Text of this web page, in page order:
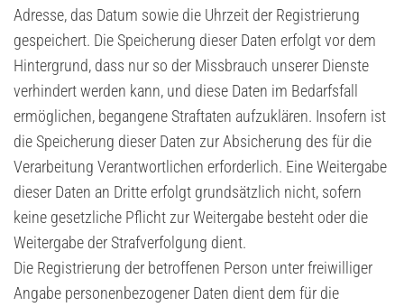
Adresse, das Datum sowie die Uhrzeit der Registrierung
gespeichert. Die Speicherung dieser Daten erfolgt vor dem
Hintergrund, dass nur so der Missbrauch unserer Dienste
verhindert werden kann, und diese Daten im Bedarfsfall
ermöglichen, begangene Straftaten aufzuklären. Insofern ist
die Speicherung dieser Daten zur Absicherung des für die
Verarbeitung Verantwortlichen erforderlich. Eine Weitergabe
dieser Daten an Dritte erfolgt grundsätzlich nicht, sofern
keine gesetzliche Pflicht zur Weitergabe besteht oder die
Weitergabe der Strafverfolgung dient.
Die Registrierung der betroffenen Person unter freiwilliger
Angabe personenbezogener Daten dient dem für die